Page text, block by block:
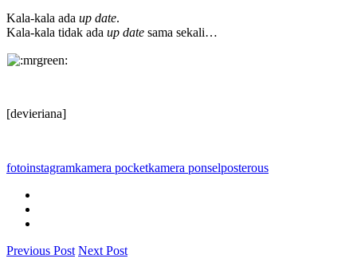
Kala-kala ada up date.
Kala-kala tidak ada up date sama sekali…
[devieriana]
fotoinstagramkamera pocketkamera ponselposterous
Previous Post Next Post